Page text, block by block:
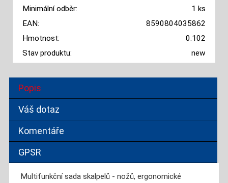
Minimální odběr:
1 ks
EAN:
8590804035862
Hmotnost:
0.102
Stav produktu:
new
Popis
Váš dotaz
Komentáře
GPSR
Multifunkční sada skalpelů - nožů, ergonomické